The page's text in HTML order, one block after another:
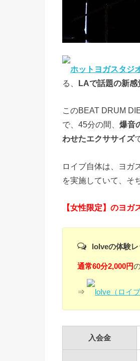
ホットヨガスタジ
る、 LAで話題の新感
このBEAT DRUM
で、45分の間、 爆音
わせたエクササイズ
ロイブ自体は、ヨガ
を実施していて、そ
【女性限定】のヨガ
loIveの体験
通常60分2,000円
⇒ loIve（ロイ
入会金